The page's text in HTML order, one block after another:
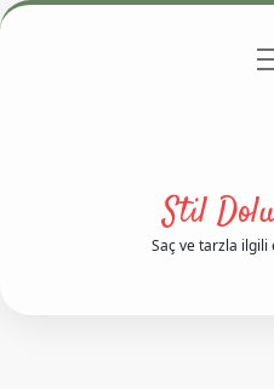
Gizlilik
Stil
Saç ve tarzla